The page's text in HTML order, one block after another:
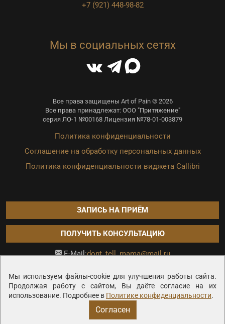
Мы используем файлы-cookie для улучшения работы сайта.
Продолжая работу с сайтом, Вы даёте согласие на их
использование. Подробнее в Политике конфиденциальности.
Согласен
+7 (921) 448-98-82
Мы в социальных сетях
Все права защищены Art of Pain © 2026
Все права принадлежат: ООО "Притяжение"
серия ЛО-1 №00168 Лицензия №78-01-003879
Политика конфиденциальности
Соглашение на обработку персональных данных
Политика конфиденциальности виджета Callibri
ЗАПИСЬ НА ПРИЁМ
ПОЛУЧИТЬ КОНСУЛЬТАЦИЮ
E-Mail:dont_tell_mama@mail.ru